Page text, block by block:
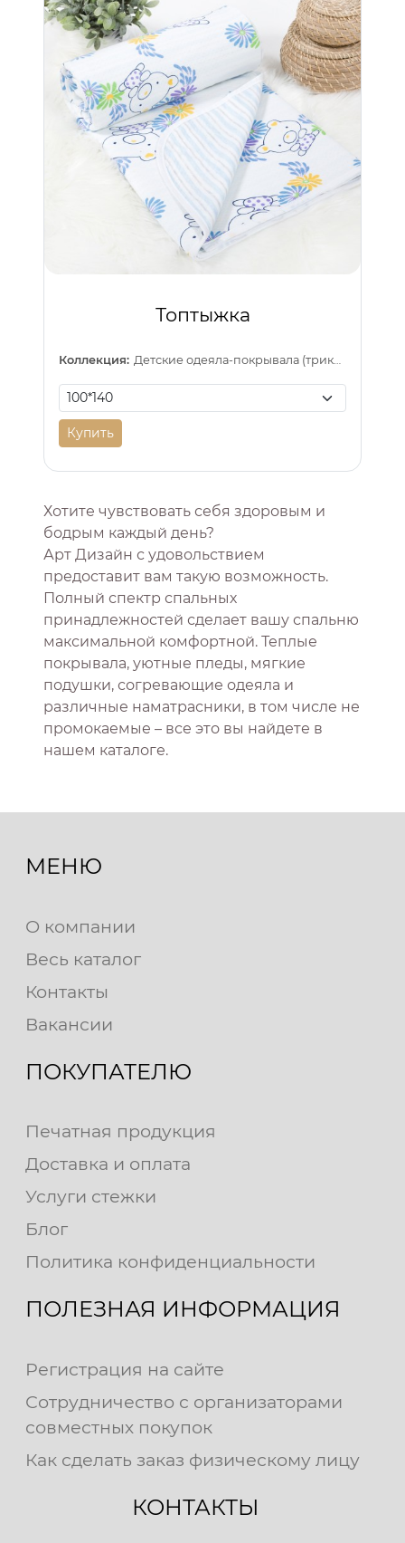
Топтыжка
Коллекция: Детские одеяла-покрывала (трикотаж)
Купить
Хотите чувствовать себя здоровым и
бодрым каждый день?
Арт Дизайн с удовольствием
предоставит вам такую возможность.
Полный спектр спальных
принадлежностей сделает вашу спальню
максимальной комфортной. Теплые
покрывала, уютные пледы, мягкие
подушки, согревающие одеяла и
различные наматрасники, в том числе не
промокаемые – все это вы найдете в
нашем каталоге.
МЕНЮ
О компании
Весь каталог
Контакты
Вакансии
ПОКУПАТЕЛЮ
Печатная продукция
Доставка и оплата
Услуги стежки
Блог
Политика конфиденциальности
ПОЛЕЗНАЯ ИНФОРМАЦИЯ
Регистрация на сайте
Сотрудничество с организаторами
совместных покупок
Как сделать заказ физическому лицу
КОНТАКТЫ